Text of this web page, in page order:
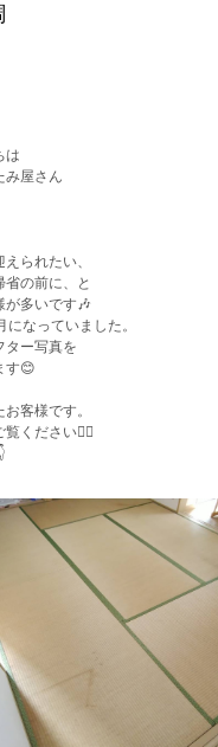
は
み屋さん
られたい、
省の前に、と
が多いです🎶
になっていました。
ター写真を
す😊
客様です。
ください💁‍♂️